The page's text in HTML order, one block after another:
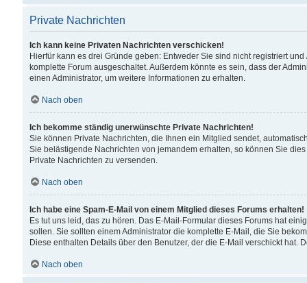
Private Nachrichten
Ich kann keine Privaten Nachrichten verschicken!
Hierfür kann es drei Gründe geben: Entweder Sie sind nicht registriert
komplette Forum ausgeschaltet. Außerdem könnte es sein, dass der
einen Administrator, um weitere Informationen zu erhalten.
Nach oben
Ich bekomme ständig unerwünschte Private Nachrichten!
Sie können Private Nachrichten, die Ihnen ein Mitglied sendet,
Sie belästigende Nachrichten von jemandem erhalten, so können Sie
Private Nachrichten zu versenden.
Nach oben
Ich habe eine Spam-E-Mail von einem Mitglied dieses Forums erhalten!
Es tut uns leid, das zu hören. Das E-Mail-Formular dieses Forums hat
sollen. Sie sollten einem Administrator die komplette E-Mail, die Sie
Diese enthalten Details über den Benutzer, der die E-Mail verschickt hat.
Nach oben